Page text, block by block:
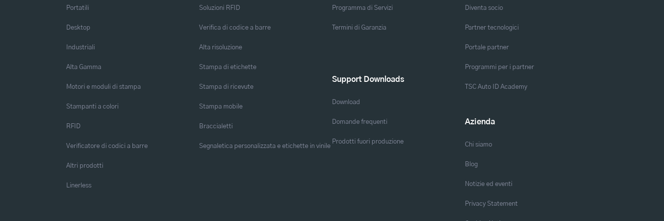
Portatili
Desktop
Industriali
Alta Gamma
Motori e moduli di stampa
Stampanti a colori
RFID
Verificatore di codici a barre
Altri prodotti
Linerless
Soluzioni RFID
Verifica di codice a barre
Alta risoluzione
Stampa di etichette
Stampa di ricevute
Stampa mobile
Braccialetti
Segnaletica personalizzata e etichette in vinile
Programma di Servizi
Termini di Garanzia
Support Downloads
Download
Domande frequenti
Prodotti fuori produzione
Diventa socio
Partner tecnologici
Portale partner
Programmi per i partner
TSC Auto ID Academy
Azienda
Chi siamo
Blog
Notizie ed eventi
Privacy Statement